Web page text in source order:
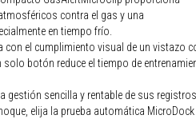
contra el gas y una
en tiempo frío.
con el cumplimiento visual de un vistazo
solo botón reduce el tiempo de
gestión sencilla y rentable de sus registros,
elija la prueba automática